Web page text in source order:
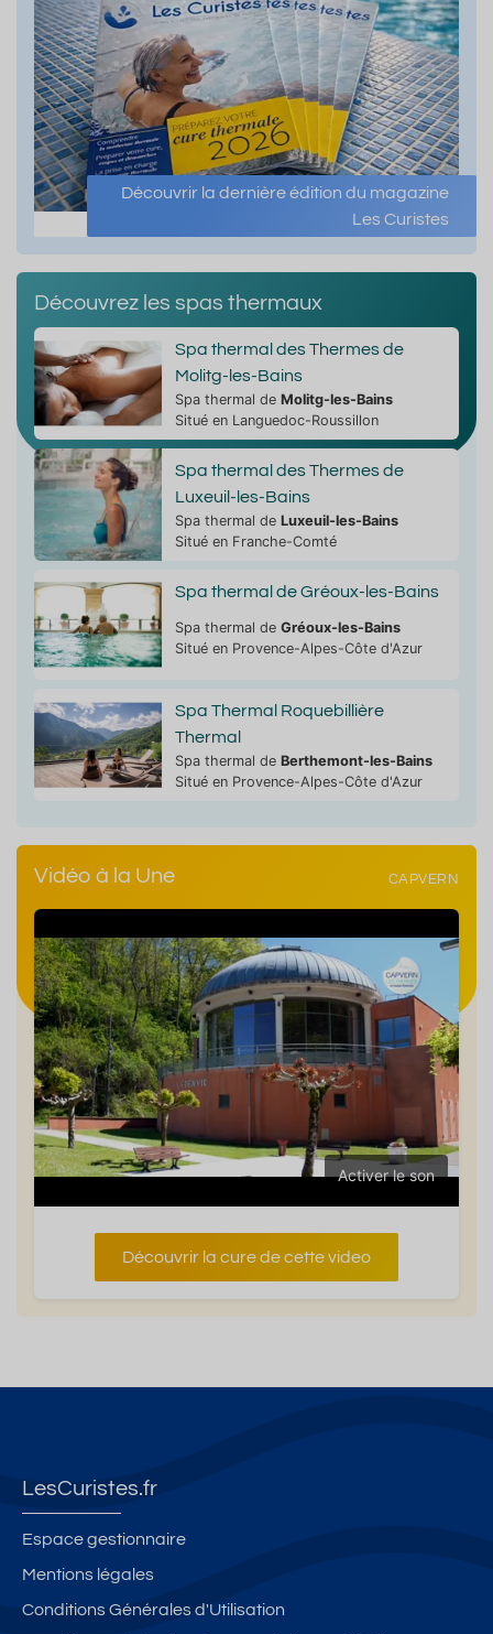
Découvrir la dernière édition du magazine
Les Curistes
Découvrez les spas thermaux
Spa thermal des Thermes de
Molitg-les-Bains
Spa thermal de Molitg-les-Bains
Situé en Languedoc-Roussillon
Spa thermal des Thermes de
Luxeuil-les-Bains
Spa thermal de Luxeuil-les-Bains
Situé en Franche-Comté
Spa thermal de Gréoux-les-Bains
Spa thermal de Gréoux-les-Bains
Situé en Provence-Alpes-Côte d'Azur
Spa Thermal Roquebillière
Thermal
Spa thermal de Berthemont-les-Bains
Situé en Provence-Alpes-Côte d'Azur
Vidéo à la Une CAPVERN
Activer le son
Découvrir la cure de cette video
LesCuristes.fr
Espace gestionnaire
Mentions légales
Conditions Générales d'Utilisation